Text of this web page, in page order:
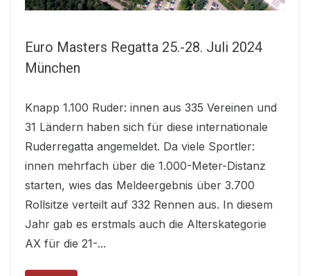
Euro Masters Regatta 25.-28. Juli 2024
München
Knapp 1.100 Ruder: innen aus 335 Vereinen und
31 Ländern haben sich für diese internationale
Ruderregatta angemeldet. Da viele Sportler:
innen mehrfach über die 1.000-Meter-Distanz
starten, wies das Meldeergebnis über 3.700
Rollsitze verteilt auf 332 Rennen aus. In diesem
Jahr gab es erstmals auch die Alterskategorie
AX für die 21-...